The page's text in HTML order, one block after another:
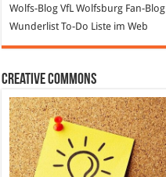
Wolfs-Blog VfL Wolfsburg Fan-Blog
WunderlistTo-Do Liste im Web
Creative Commons